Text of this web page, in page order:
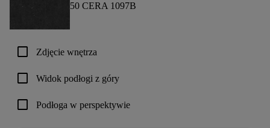
50 CERA 1097B
check_box_outline_blank Zdjęcie wnętrza
check_box_outline_blank Widok podłogi z góry
check_box_outline_blank Podłoga w perspektywie